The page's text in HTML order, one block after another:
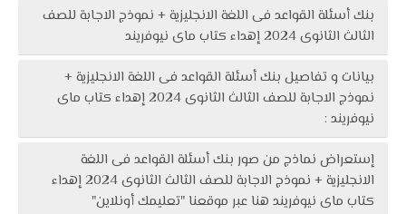
بنك أسئلة القواعد فى اللغة الانجليزية + نموذج الاجابة للصف
الثالث الثانوى 2024 إهداء كتاب ماى نيوفريند
بيانات و تفاصيل بنك أسئلة القواعد فى اللغة الانجليزية +
نموذج الاجابة للصف الثالث الثانوى 2024 إهداء كتاب ماى
نيوفريند :
إستعراض نماذج من صور بنك أسئلة القواعد فى اللغة
الانجليزية + نموذج الاجابة للصف الثالث الثانوى 2024 إهداء
كتاب ماى نيوفريند هنا عبر موقعنا "تعليمك أونلاين"